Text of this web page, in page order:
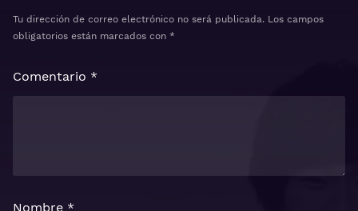
Tu dirección de correo electrónico no será publicada. Los campos
obligatorios están marcados con *
Comentario *
Nombre *